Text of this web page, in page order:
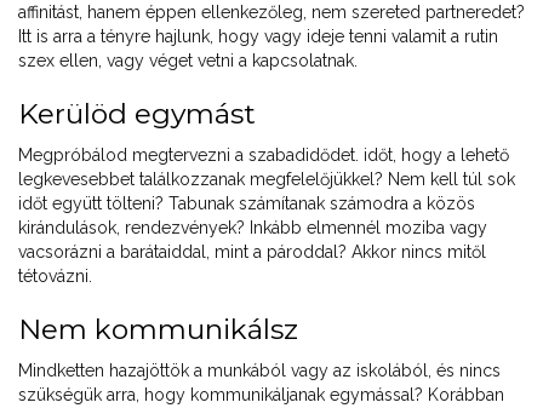
affinitást, hanem éppen ellenkezőleg, nem szereted partneredet?
Itt is arra a tényre hajlunk, hogy vagy ideje tenni valamit a rutin
szex ellen, vagy véget vetni a kapcsolatnak.
Kerülöd egymást
Megpróbálod megtervezni a szabadidődet. időt, hogy a lehető
legkevesebbet találkozzanak megfelelőjükkel? Nem kell túl sok
időt együtt tölteni? Tabunak számítanak számodra a közös
kirándulások, rendezvények? Inkább elmennél moziba vagy
vacsorázni a barátaiddal, mint a pároddal? Akkor nincs mitől
tétovázni.
Nem kommunikálsz
Mindketten hazajöttök a munkából vagy az iskolából, és nincs
szükségük arra, hogy kommunikáljanak egymással? Korábban